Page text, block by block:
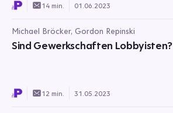
14 min. 01.06.2023
Michael Bröcker, Gordon Repinski
Sind Gewerkschaften Lobbyisten?
12 min. 31.05.2023